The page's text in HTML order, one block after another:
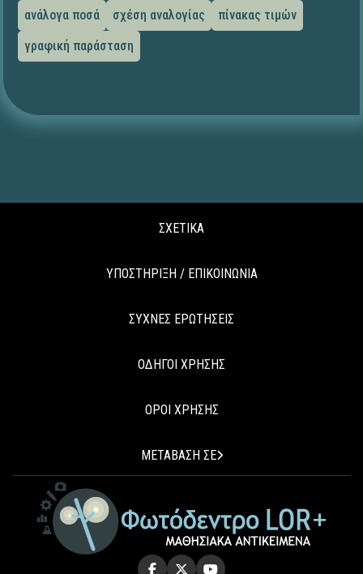
ανάλογα ποσά
σχέση αναλογίας
πίνακας τιμών
γραφική παράσταση
ΣΧΕΤΙΚΑ
ΥΠΟΣΤΗΡΙΞΗ / ΕΠΙΚΟΙΝΩΝΙΑ
ΣΥΧΝΕΣ ΕΡΩΤΗΣΕΙΣ
ΟΔΗΓΟΙ ΧΡΗΣΗΣ
ΟΡΟΙ ΧΡΗΣΗΣ
ΜΕΤΑΒΑΣΗ ΣΕ